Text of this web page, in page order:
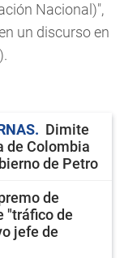
Nacional)",
un discurso en
Dimite
de Colombia
de Petro
de
"tráfico de
jefe de